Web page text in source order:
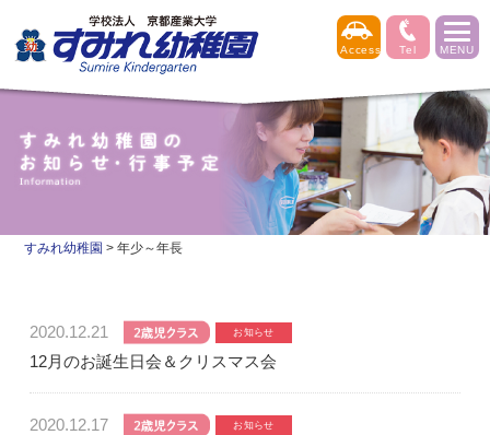
すみれ幼稚園 >年少～年長
2020.12.21
12月のお誕生日会＆クリスマス会
2020.12.17